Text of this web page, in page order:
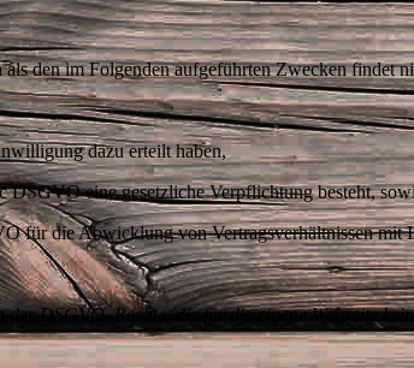
den im Folgenden aufgeführten Zwecken findet
dazu erteilt haben,
DSGVO eine gesetzliche Verpflichtung besteht,
für die Abwicklung von Vertragsverhältnissen
DSGVO. Rechte, die für die eigene Webseite